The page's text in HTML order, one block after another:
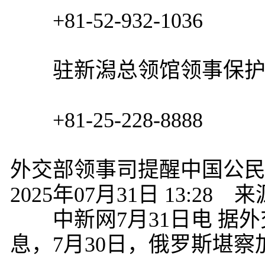
+81-52-932-1036
驻新潟总领馆领事保护
+81-25-228-8888
外交部领事司提醒中国公
2025年07月31日 13:28
中新网7月31日电 据外
息，7月30日，俄罗斯堪